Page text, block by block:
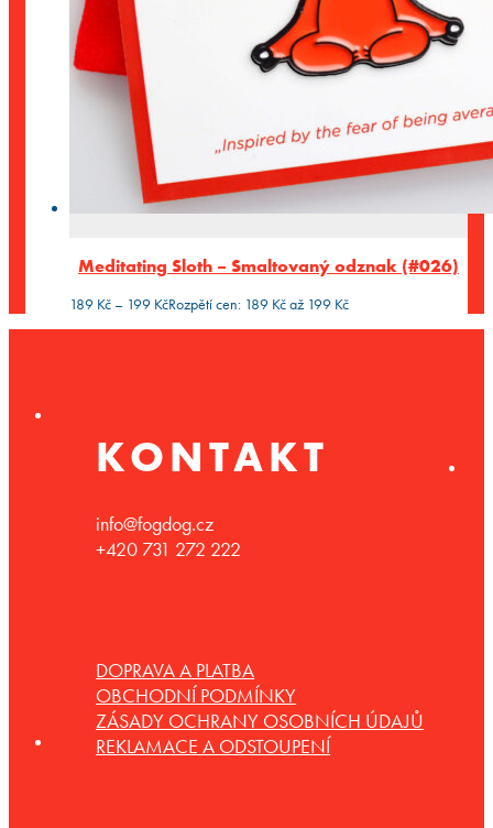
Meditating Sloth – Smaltovaný odznak (#026)
189 Kč – 199 KčRozpětí cen: 189 Kč až 199 Kč
KONTAKT
info@fogdog.cz
+420 731 272 222
DOPRAVA A PLATBA
OBCHODNÍ PODMÍNKY
ZÁSADY OCHRANY OSOBNÍCH ÚDAJŮ
REKLAMACE A ODSTOUPENÍ